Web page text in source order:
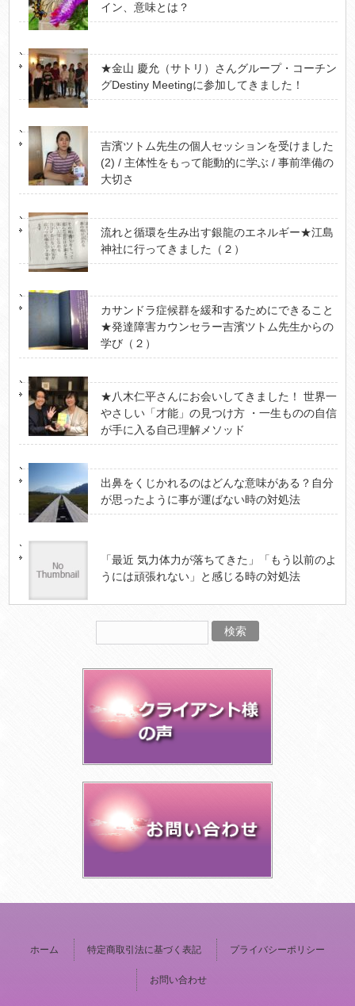
イン、意味とは？
★金山 慶允（サトリ）さんグループ・コーチン
グDestiny Meetingに参加してきました！
吉濱ツトム先生の個人セッションを受けました
(2) / 主体性をもって能動的に学ぶ / 事前準備の
大切さ
流れと循環を生み出す銀龍のエネルギー★江島
神社に行ってきました（２）
カサンドラ症候群を緩和するためにできること
★発達障害カウンセラー吉濱ツトム先生からの
学び（２）
★八木仁平さんにお会いしてきました！ 世界一
やさしい「才能」の見つけ方 ・一生ものの自信
が手に入る自己理解メソッド
出鼻をくじかれるのはどんな意味がある？自分
が思ったように事が運ばない時の対処法
「最近 気力体力が落ちてきた」「もう以前のよ
うには頑張れない」と感じる時の対処法
ホーム 特定商取引法に基づく表記 プライバシーポリシー
お問い合わせ